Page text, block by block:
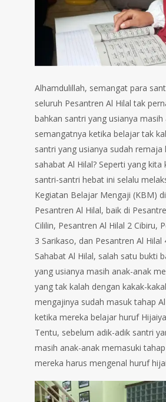
Alhamdulillah, semangat para
seluruh Pesantren Al Hilal tak
bahkan santri yang usianya masih
semangatnya ketika belajar tak
santri yang usianya sudah remaja
sahabat Al Hilal? Seperti yang kita
santri-santri hebat ini selalu
Kegiatan Belajar Mengaji (KBM)
Pesantren Al Hilal, baik di
Cililin, Pesantren Al Hilal 2 Cibiru,
3 Sarikaso, dan Pesantren Al Hilal
Sahabat Al Hilal, salah satu bukti
yang usianya masih anak-anak
yang tak kalah dengan kakak-
mengajinya sudah masuk tahap
ketika mereka belajar huruf
Tentu, sebelum adik-adik santri
masih anak-anak memasuki
mereka harus mengenal huruf